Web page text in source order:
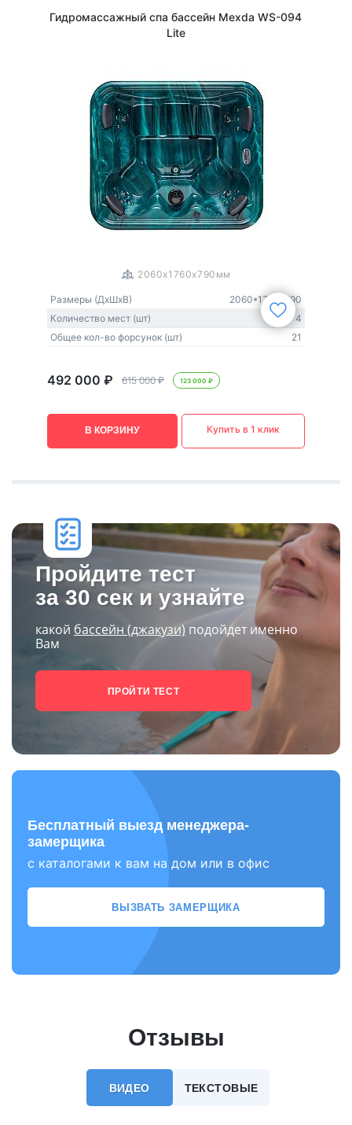
Гидромассажный спа бассейн Mexda WS-094
Lite
2060x1760x790мм
Размеры (ДxШxВ)
2060*1760*790
Количество мест (шт)
4
Общее кол-во форсунок (шт)
21
492 000 ₽ 615 000 ₽ 123 000 ₽
В КОРЗИНУ Купить в 1 клик
Пройдите тест
за 30 сек и узнайте
какой бассейн (джакузи) подойдет именно
Вам
ПРОЙТИ ТЕСТ
Бесплатный выезд менеджера-
замерщика
с каталогами к вам на дом или в офис
ВЫЗВАТЬ ЗАМЕРЩИКА
Отзывы
ВИДЕО ТЕКСТОВЫЕ